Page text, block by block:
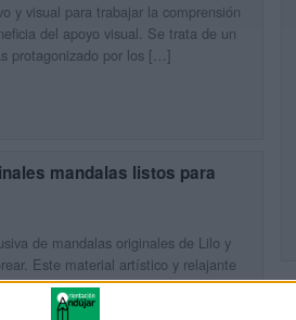
y visual para trabajar la comprensión
del apoyo visual. Se trata de un
protagonizado por los […]
mandalas listos para
de mandalas originales de Lilo y
Este material artístico y relajante
la calma y […]